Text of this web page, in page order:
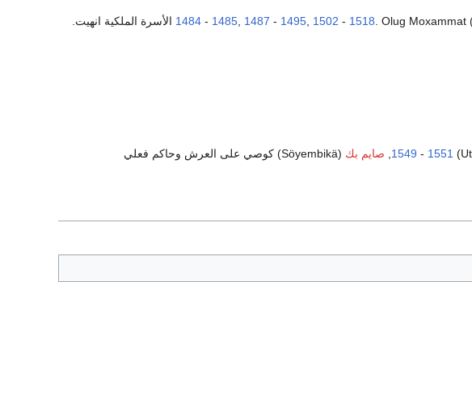
1484- 1485, 1487 - 1495, 1502 - 1518 . Olug Moxammat الأسرة الملكية انهيت.
1549 - 1551 صايم بك (Söyembikä) كوصي على العرش وحاكم فعلي